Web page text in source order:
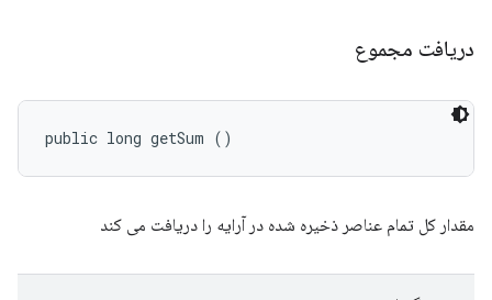
دریافت مجموع
public long getSum ()
مقدار کل تمام عناصر ذخیره شده در آرایه را دریافت می کند